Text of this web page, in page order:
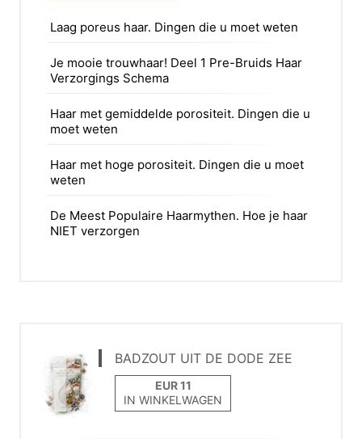
Laag poreus haar. Dingen die u moet weten
Je mooie trouwhaar! Deel 1 Pre-Bruids Haar
Verzorgings Schema
Haar met gemiddelde porositeit. Dingen die u
moet weten
Haar met hoge porositeit. Dingen die u moet
weten
De Meest Populaire Haarmythen. Hoe je haar
NIET verzorgen
BADZOUT UIT DE DODE ZEE
IN WINKELWAGEN